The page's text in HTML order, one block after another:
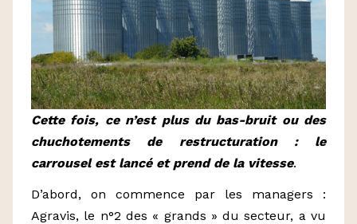
Cette fois, ce n’est plus du bas-bruit ou des
chuchotements de restructuration : le
carrousel est lancé et prend de la vitesse.
D’abord, on commence par les managers :
Agravis, le n°2 des « grands » du secteur, a vu